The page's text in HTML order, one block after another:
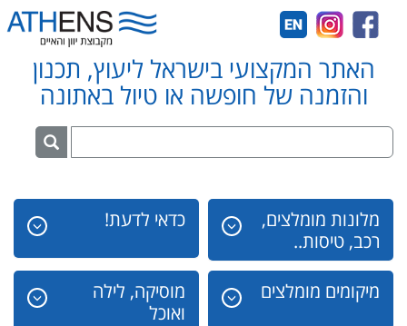
האתר המקצועי בישראל ליעוץ, תכנון
והזמנה של חופשה או טיול באתונה
מלונות מומלצים,
רכב, טיסות..
כדאי לדעת!
מיקומים מומלצים
מוסיקה, לילה
ואוכל